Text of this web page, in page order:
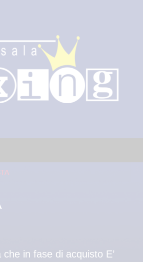
che in fase di acquisto E’